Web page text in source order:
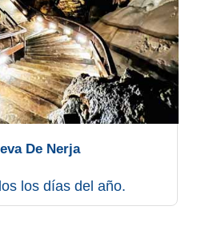
De Nerja
los días del año.